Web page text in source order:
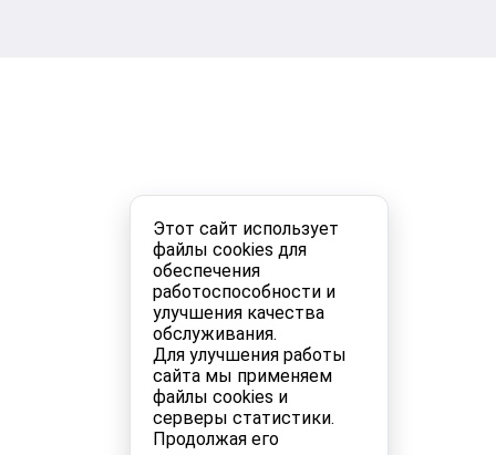
Этот сайт использует
файлы cookies для
обеспечения
работоспособности и
улучшения качества
обслуживания.
Для улучшения работы
сайта мы применяем
файлы cookies и
серверы статистики.
Продолжая его